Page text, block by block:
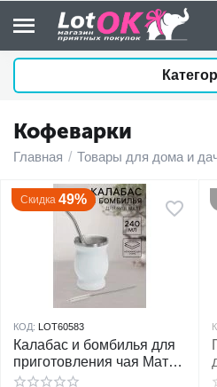
Кофеварки
Главная / Товары для дома и
Скидка 49%
КОД: LOT60583
Калабас и бомбилья для
приготовления чая Мате,
240 мл, белый